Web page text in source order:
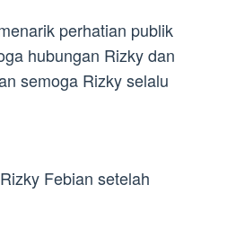
perhatian publik
hubungan Rizky dan
semoga Rizky selalu
Febian setelah